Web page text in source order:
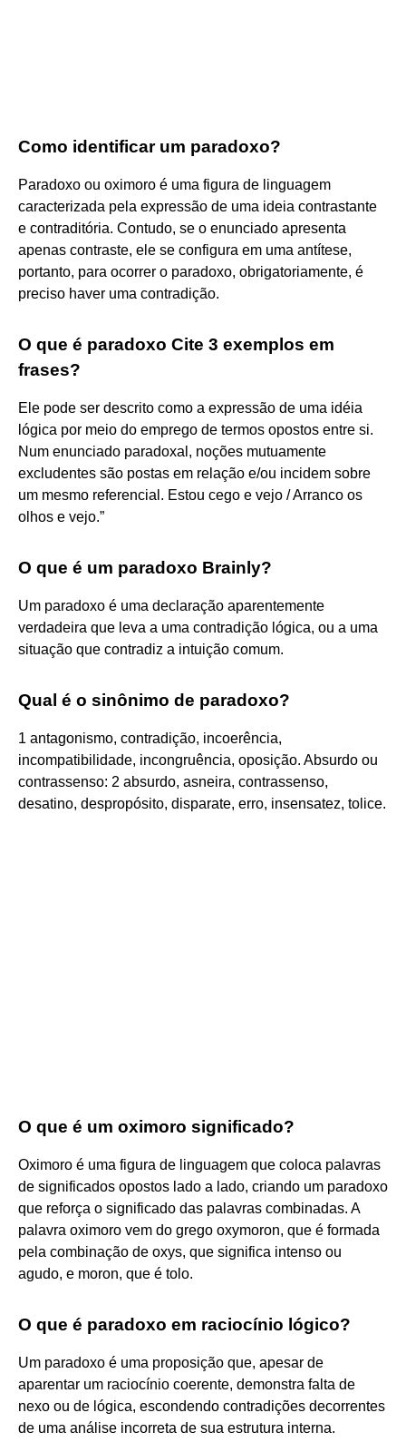
Como identificar um paradoxo?
Paradoxo ou oximoro é uma figura de linguagem
caracterizada pela expressão de uma ideia contrastante
e contraditória. Contudo, se o enunciado apresenta
apenas contraste, ele se configura em uma antítese,
portanto, para ocorrer o paradoxo, obrigatoriamente, é
preciso haver uma contradição.
O que é paradoxo Cite 3 exemplos em
frases?
Ele pode ser descrito como a expressão de uma idéia
lógica por meio do emprego de termos opostos entre si.
Num enunciado paradoxal, noções mutuamente
excludentes são postas em relação e/ou incidem sobre
um mesmo referencial. Estou cego e vejo / Arranco os
olhos e vejo.”
O que é um paradoxo Brainly?
Um paradoxo é uma declaração aparentemente
verdadeira que leva a uma contradição lógica, ou a uma
situação que contradiz a intuição comum.
Qual é o sinônimo de paradoxo?
1 antagonismo, contradição, incoerência,
incompatibilidade, incongruência, oposição. Absurdo ou
contrassenso: 2 absurdo, asneira, contrassenso,
desatino, despropósito, disparate, erro, insensatez, tolice.
O que é um oximoro significado?
Oximoro é uma figura de linguagem que coloca palavras
de significados opostos lado a lado, criando um paradoxo
que reforça o significado das palavras combinadas. A
palavra oximoro vem do grego oxymoron, que é formada
pela combinação de oxys, que significa intenso ou
agudo, e moron, que é tolo.
O que é paradoxo em raciocínio lógico?
Um paradoxo é uma proposição que, apesar de
aparentar um raciocínio coerente, demonstra falta de
nexo ou de lógica, escondendo contradições decorrentes
de uma análise incorreta de sua estrutura interna.